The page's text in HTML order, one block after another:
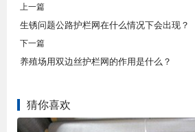
上一篇
生锈问题公路护栏网在什么情况下会出现？
下一篇
养殖场用双边丝护栏网的作用是什么？
猜你喜欢